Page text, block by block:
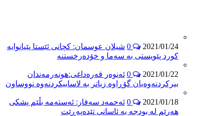
2021/01/24
شیلان عوسمان: كچانى ئێستا پێیانوایه‌
كورد پێویستى به‌ سه‌ما و خۆده‌رخستنه‌
2021/01/22
ئه‌نوه‌ر قه‌ره‌داغى:هونه‌رمه‌ندان
بیركردنه‌وه‌یان گۆڕاوه‌ زیاتر به‌ لاساییكردنه‌وه‌ نووساون
2021/01/18
ئه‌حمه‌د سه‌فار: ئه‌سته‌مه‌ بڵێم پشكى
هه‌رێم له‌ بودجه‌ به‌ ئاسانى تێده‌په‌ڕێت